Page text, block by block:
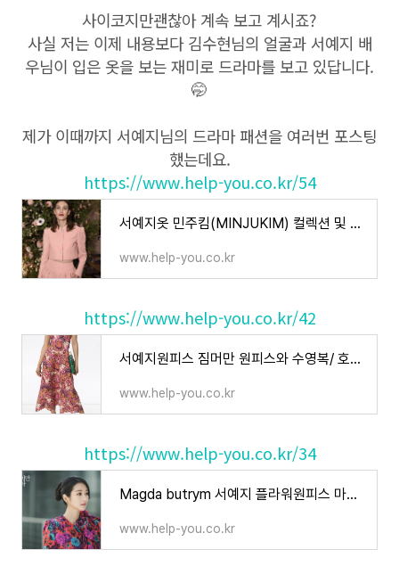
사이코지만괜찮아 계속 보고 계시죠?
사실 저는 이제 내용보다 김수현님의 얼굴과 서예지 배
우님이 입은 옷을 보는 재미로 드라마를 보고 있답니다.
🤭
제가 이때까지 서예지님의 드라마 패션을 여러번 포스팅
했는데요.
https://www.help-you.co.kr/54
서예지옷 민주킴(MINJUKIM) 컬렉션 및 매장정보
www.help-you.co.kr
https://www.help-you.co.kr/42
서예지원피스 짐머만 원피스와 수영복/ 호주브랜드 zimmermann 여행지룩❤️
www.help-you.co.kr
https://www.help-you.co.kr/34
Magda butrym 서예지 플라워원피스 마그다부트림 과하지만 멋있네
www.help-you.co.kr